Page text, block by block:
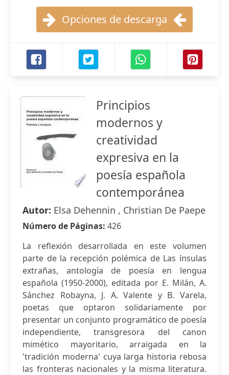
Opciones de descarga
Principios
modernos y
creatividad
expresiva en la
poesía española
contemporánea
Autor: Elsa Dehennin , Christian De Paepe
Número de Páginas: 426
La reflexión desarrollada en este volumen
parte de la recepción polémica de Las ínsulas
extrañas, antología de poesía en lengua
española (1950-2000), editada por E. Milán, A.
Sánchez Robayna, J. A. Valente y B. Varela,
poetas que optaron solidariamente por
presentar un conjunto programático de poesía
independiente, transgresora del canon
mimético mayoritario, arraigada en la
'tradición moderna' cuya larga historia rebosa
las fronteras nacionales y la misma literatura.